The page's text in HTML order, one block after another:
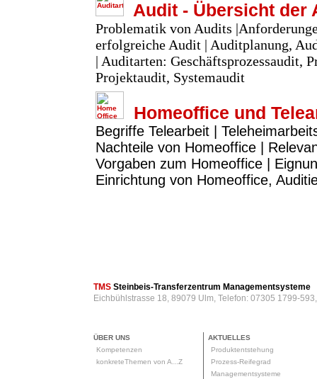
Audit - Übersicht der
Problematik von Audits
erfolgreiche Audit | Auditplanung,
| Auditarten: Geschäftsprozessaudit,
Projektaudit, Systemaudit
Homeoffice und
Begriffe Telearbeit |
Nachteile von Homeoffice |
Vorgaben zum Homeoffice |
Einrichtung von Homeoffice,
TMS Steinbeis-Transferzentrum Managementsysteme
Eichbühlstrasse 18, 89079 Ulm, Telefon: 07305 1799-
ÜBER UNS
Kompetenzen
konkreteThemen von A...Z
AKTUELLES
Produktentstehung
Prozess-Reifegrad
Managementsysteme